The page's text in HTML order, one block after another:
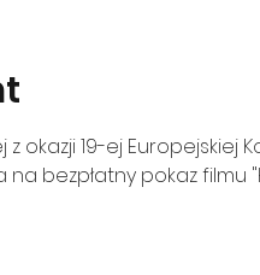
z okazji 19-ej
na bezpłatny pokaz filmu